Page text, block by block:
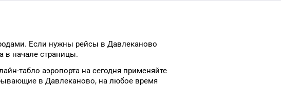
Если нужны рейсы в Давлеканово
в начале страницы.
табло аэропорта на сегодня применяйте
в Давлеканово, на любое время